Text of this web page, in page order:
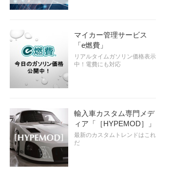
マイカー管理サービス
「e燃費」
リアルタイムガソリン価格表示
中！電費にも対応
輸入車カスタム専門メデ
ィア「［HYPEMOD］」
最新のカスタムトレンドはこれ
だ